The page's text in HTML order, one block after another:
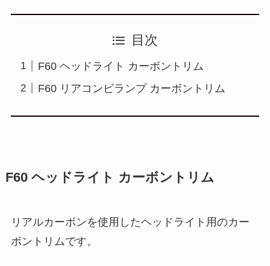
目次
F60 ヘッドライト カーボントリム
F60 リアコンビランプ カーボントリム
F60 ヘッドライト カーボントリム
リアルカーボンを使用したヘッドライト用のカー
ボントリムです。